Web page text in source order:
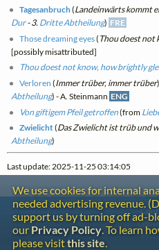
Tagesanbruch(Landeinwärts kommt
Dur- 3. Dritte Abtheilung) FRE
Those dreaming eyes( Thou doest not
[possibly misattributed]
Thou doest not know, how brightly
Verloren (Immer trüber, immer trüber
Abtheilung) - A. Steinmann ENG
Von giftigem Pfeil getroffen(from
Zwielicht(Das Zwielicht ist trüb und
Abtheilung)
Last update: 2025-11-25 03:14:05
We use cookies for internal
needed advertising revenue.
support us by turning off ad-
our Privacy Policy. To learn
please visitthis site.